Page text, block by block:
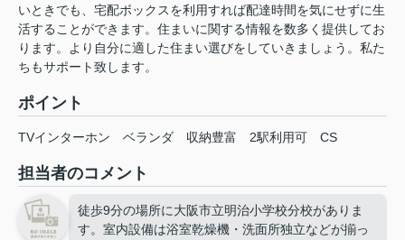
いときでも、宅配ボックスを利用すれば配達時間を気にせずに生
活することができます。住まいに関する情報を数多く提供してお
ります。より自分に適した住まい選びをしていきましょう。私た
ちもサポート致します。
ポイント
TVインターホン ベランダ 収納豊富 2駅利用可 CS
担当者のコメント
徒歩9分の場所に大阪市立明治小学校分校がありま
す。室内設備は浴室乾燥機・洗面所独立などが揃っ